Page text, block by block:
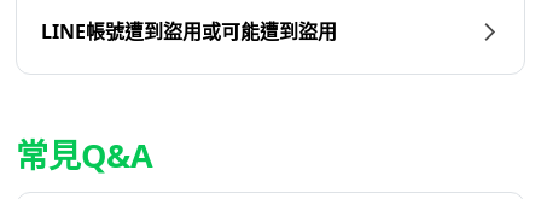
LINE帳號遭到盜用或可能遭到盜用
常見Q&A